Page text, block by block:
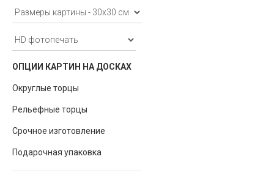
ОПЦИИ КАРТИН НА ДОСКАХ
Округлые торцы
Рельефные торцы
Срочное изготовление
Подарочная упаковка